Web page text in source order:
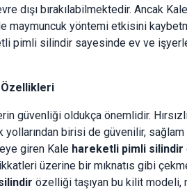
dışı bırakılabilmektedir. Ancak
maymuncuk yöntemi etkisini
pimli silindir sayesinde ev ve
Özellikleri
güvenliği oldukça önemlidir.
yollarından birisi de güvenilir,
giren Kale hareketli pimli silindir
üzerine bir mıknatıs gibi
özelliği taşıyan bu kilit modeli,